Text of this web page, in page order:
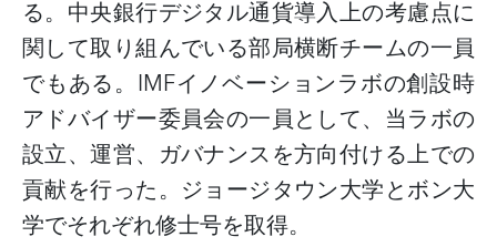
る。中央銀行デジタル通貨導入上の考慮点に
関して取り組んでいる部局横断チームの一員
でもある。 IMFイノベーションラボの創設時
アドバイザー委員会の一員として、当ラボの
設立、運営、ガバナンスを方向付ける上での
貢献を行った。ジョージタウン大学とボン大
学でそれぞれ修士号を取得。